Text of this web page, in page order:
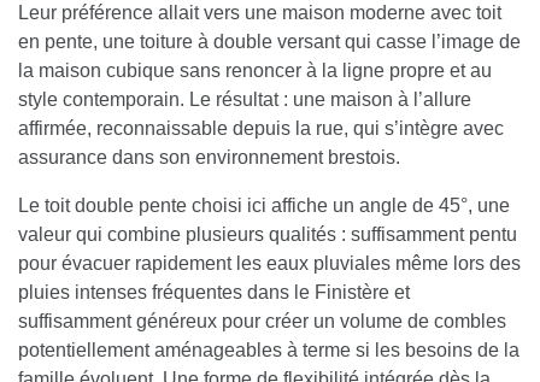
Leur préférence allait vers une maison moderne avec toit
en pente, une toiture à double versant qui casse l’image de
la maison cubique sans renoncer à la ligne propre et au
style contemporain. Le résultat : une maison à l’allure
affirmée, reconnaissable depuis la rue, qui s’intègre avec
assurance dans son environnement brestois.
Le toit double pente choisi ici affiche un angle de 45°, une
valeur qui combine plusieurs qualités : suffisamment pentu
pour évacuer rapidement les eaux pluviales même lors des
pluies intenses fréquentes dans le Finistère et
suffisamment généreux pour créer un volume de combles
potentiellement aménageables à terme si les besoins de la